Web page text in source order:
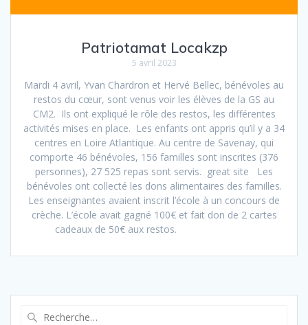
Patriotamat Locakzp
5 avril 2023
Mardi 4 avril, Yvan Chardron et Hervé Bellec, bénévoles au
restos du cœur, sont venus voir les élèves de la GS au
CM2. Ils ont expliqué le rôle des restos, les différentes
activités mises en place. Les enfants ont appris qu’il y a 34
centres en Loire Atlantique. Au centre de Savenay, qui
comporte 46 bénévoles, 156 familles sont inscrites (376
personnes), 27 525 repas sont servis. great site Les
bénévoles ont collecté les dons alimentaires des familles.
Les enseignantes avaient inscrit l’école à un concours de
crèche. L’école avait gagné 100€ et fait don de 2 cartes
cadeaux de 50€ aux restos.